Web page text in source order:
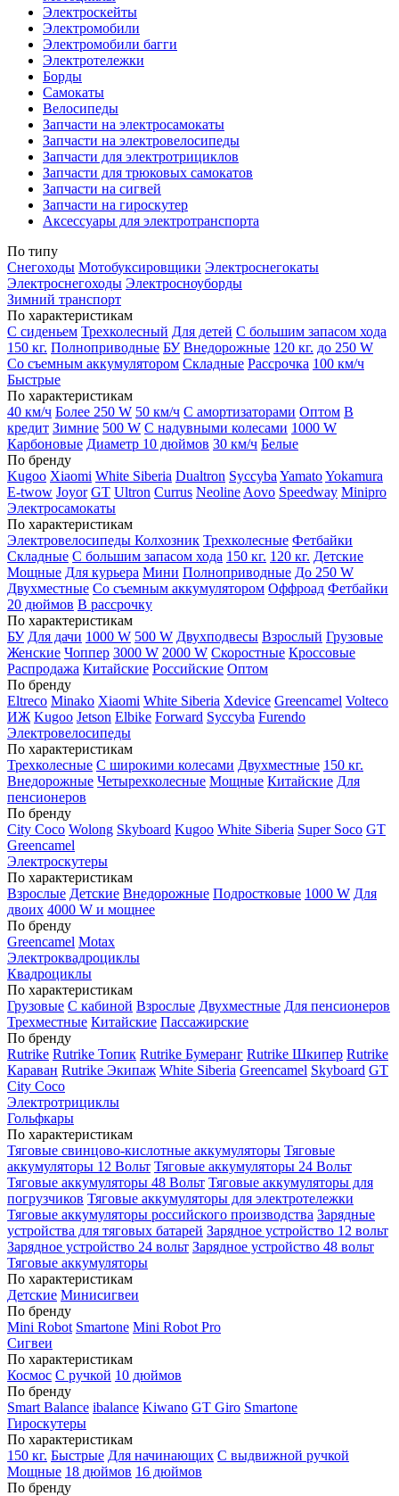
Электроскейты
Электромобили
Электромобили багги
Электротележки
Борды
Самокаты
Велосипеды
Запчасти на электросамокаты
Запчасти на электровелосипеды
Запчасти для электротрициклов
Запчасти для трюковых самокатов
Запчасти на сигвей
Запчасти на гироскутер
Аксессуары для электротранспорта
По типу
Снегоходы Мотобуксировщики Электроснегокаты
Электроснегоходы Электросноуборды
Зимний транспорт
По характеристикам
С сиденьем Трехколесный Для детей С большим запасом хода
150 кг. Полноприводные БУ Внедорожные 120 кг. до 250 W
Со съемным аккумулятором Складные Рассрочка 100 км/ч
Быстрые
По характеристикам
40 км/ч Более 250 W 50 км/ч С амортизаторами Оптом В
кредит Зимние 500 W С надувными колесами 1000 W
Карбоновые Диаметр 10 дюймов 30 км/ч Белые
По бренду
Kugoo Xiaomi White Siberia Dualtron Syccyba YamatoYokamura
E-twow Joyor GT Ultron Currus Neoline Aovo Speedway Minipro
Электросамокаты
По характеристикам
Электровелосипеды Колхозник Трехколесные Фетбайки
Складные С большим запасом хода 150 кг. 120 кг. Детские
Мощные Для курьера Мини Полноприводные До 250 W
Двухместные Со съемным аккумулятором Оффроад Фетбайки
20 дюймов В рассрочку
По характеристикам
БУ Для дачи 1000 W 500 W Двухподвесы Взрослый Грузовые
Женские Чоппер 3000 W 2000 W Скоростные Кроссовые
Распродажа Китайские Российские Оптом
По бренду
Eltreco Minako Xiaomi White Siberia Xdevice Greencamel Volteco
ИЖ Kugoo Jetson Elbike Forward Syccyba Furendo
Электровелосипеды
По характеристикам
Трехколесные С широкими колесами Двухместные 150 кг.
Внедорожные Четырехколесные Мощные Китайские Для
пенсионеров
По бренду
City Coco Wolong Skyboard Kugoo White Siberia Super Soco GT
Greencamel
Электроскутеры
По характеристикам
Взрослые Детские Внедорожные Подростковые 1000 W Для
двоих 4000 W и мощнее
По бренду
Greencamel Motax
Электроквадроциклы
Квадроциклы
По характеристикам
Грузовые С кабиной Взрослые Двухместные Для пенсионеров
Трехместные Китайские Пассажирские
По бренду
Rutrike Rutrike Топик Rutrike Бумеранг Rutrike Шкипер Rutrike
Караван Rutrike Экипаж White Siberia Greencamel Skyboard GT
City Coco
Электротрициклы
Гольфкары
По характеристикам
Тяговые свинцово-кислотные аккумуляторы Тяговые
аккумуляторы 12 Вольт Тяговые аккумуляторы 24 Вольт
Тяговые аккумуляторы 48 Вольт Тяговые аккумуляторы для
погрузчиков Тяговые аккумуляторы для электротележки
Тяговые аккумуляторы российского производства Зарядные
устройства для тяговых батарей Зарядное устройство 12 вольт
Зарядное устройство 24 вольт Зарядное устройство 48 вольт
Тяговые аккумуляторы
По характеристикам
Детские Минисигвеи
По бренду
Mini Robot Smartone Mini Robot Pro
Сигвеи
По характеристикам
Космос С ручкой 10 дюймов
По бренду
Smart Balance ibalance Kiwano GT Giro Smartone
Гироскутеры
По характеристикам
150 кг. Быстрые Для начинающих С выдвижной ручкой
Мощные 18 дюймов 16 дюймов
По бренду